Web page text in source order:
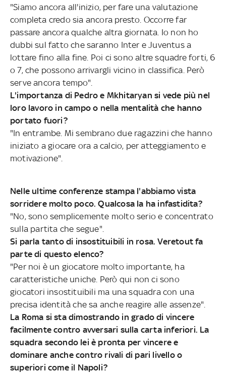
"Siamo ancora all'inizio, per fare una valutazione
completa credo sia ancora presto. Occorre far
passare ancora qualche altra giornata. Io non ho
dubbi sul fatto che saranno Inter e Juventus a
lottare fino alla fine. Poi ci sono altre squadre forti, 6
o 7, che possono arrivargli vicino in classifica. Però
serve ancora tempo".
L'importanza di Pedro e Mkhitaryan si vede più nel
loro lavoro in campo o nella mentalità che hanno
portato fuori?
"In entrambe. Mi sembrano due ragazzini che hanno
iniziato a giocare ora a calcio, per atteggiamento e
motivazione".
Nelle ultime conferenze stampa l'abbiamo vista
sorridere molto poco. Qualcosa la ha infastidita?
"No, sono semplicemente molto serio e concentrato
sulla partita che segue".
Si parla tanto di insostituibili in rosa. Veretout fa
parte di questo elenco?
"Per noi è un giocatore molto importante, ha
caratteristiche uniche. Però qui non ci sono
giocatori insostituibili ma una squadra con una
precisa identità che sa anche reagire alle assenze".
La Roma si sta dimostrando in grado di vincere
facilmente contro avversari sulla carta inferiori. La
squadra secondo lei è pronta per vincere e
dominare anche contro rivali di pari livello o
superiori come il Napoli?